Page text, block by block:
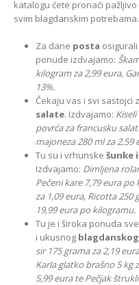
katalogu ćete pronaći
svim blagdanskim potrebama.
Za dane posta
ponude izdvajamo:
kilogram za 2,99 eura,
13%.
Čekaju vas i svi sastojci
salate. Izdvajamo:
povrća za francusku
majoneza 280 ml za 2,59
Tu su i vrhunske šunke
Izdvajamo: Dimljena
Pečeni kare 7,79 eura
za 1,09 eura, Ricotta 250
19,99 eura po kilogramu.
Tu je i široka ponuda
i ukusnog
sir 175 grama za 2,19
Karla glatko brašno 5 kg
5,99 eura te Pečjak